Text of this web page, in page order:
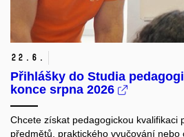
22. 6.
Přihlášky do Studia
konce srpna 2026
Chcete získat pedagogickou kvalifikaci
předmětů, praktického vyučování nebo